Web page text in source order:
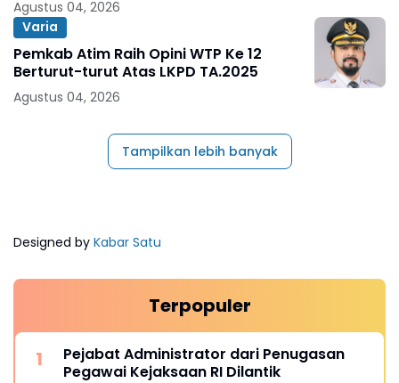
Agustus 04, 2026
Varia
Pemkab Atim Raih Opini WTP Ke 12
Berturut-turut Atas LKPD TA.2025
Agustus 04, 2026
Tampilkan lebih banyak
Designed by Kabar Satu
Terpopuler
Pejabat Administrator dari Penugasan
Pegawai Kejaksaan RI Dilantik